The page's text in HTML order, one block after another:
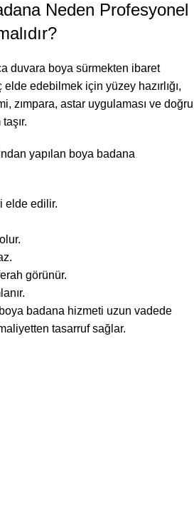
Neden Profesyonel
duvara boya sürmekten ibaret
edebilmek için yüzey hazırlığı,
zımpara, astar uygulaması ve doğru
yapılan boya badana
elde edilir.
görünür.
badana hizmeti uzun vadede
tasarruf sağlar.